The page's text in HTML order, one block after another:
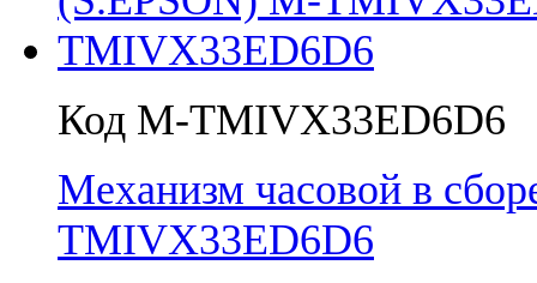
Код M-TMIVX33ED6D6
Механизм часовой в
TMIVX33ED6D6